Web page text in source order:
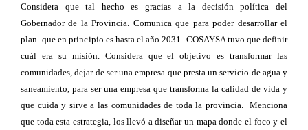
Considera que tal hecho es gracias a la decisión política del
Gobernador de la Provincia. Comunica que para poder desarrollar el
plan -que en principio es hasta el año 2031- COSAYSA tuvo que definir
cuál era su misión. Considera que el objetivo es transformar las
comunidades, dejar de ser una empresa que presta un servicio de agua y
saneamiento, para ser una empresa que transforma la calidad de vida y
que cuida y sirve a las comunidades de toda la provincia. Menciona
que toda esta estrategia, los llevó a diseñar un mapa donde el foco y el